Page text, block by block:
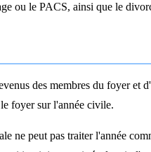
ou le PACS, ainsi que le
des membres du foyer
foyer sur l'année civile.
peut pas traiter l'année